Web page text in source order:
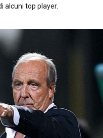
alcuni top player.